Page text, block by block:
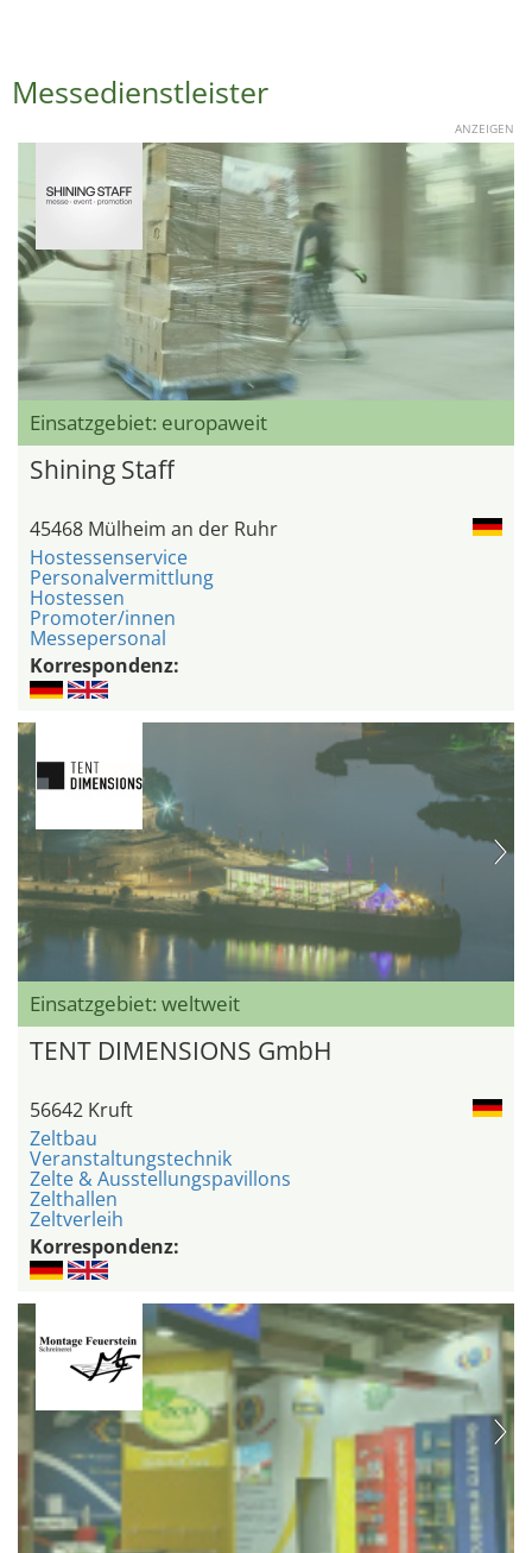
Messedienstleister
ANZEIGEN
Einsatzgebiet: europaweit
Shining Staff
45468 Mülheim an der Ruhr
Hostessenservice
Personalvermittlung
Hostessen
Promoter/innen
Messepersonal
Korrespondenz:
Einsatzgebiet: weltweit
TENT DIMENSIONS GmbH
56642 Kruft
Zeltbau
Veranstaltungstechnik
Zelte & Ausstellungspavillons
Zelthallen
Zeltverleih
Korrespondenz: